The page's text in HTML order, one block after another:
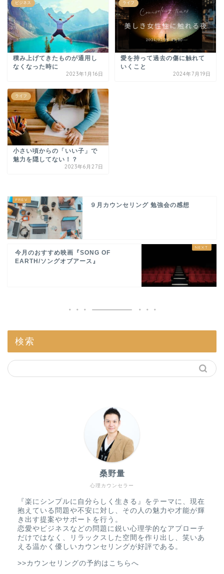
ビジネス
積み上げてきたものが通用し
なくなった時に
2023年1月16日
ライフ
愛を持って過去の傷に触れて
いくこと
2024年7月19日
ライフ
小さい頃からの「いい子」で
魅力を隠してない！？
2023年6月27日
９月カウンセリング 勉強会の感想
今月のおすすめ映画『SONG OF
EARTH/ソングオブアース』
検索
心理カウンセラー
桑野量
『楽にシンプルに自分らしく生きる』をテーマに、現在
抱えている問題や不安に対し、その人の魅力や才能が輝
き出す提案やサポートを行う。
恋愛やビジネスなどの問題に鋭い心理学的なアプローチ
だけではなく、リラックスした空間を作り出し、笑いあ
える温かく優しいカウンセリングが好評である。
>>カウンセリングの予約はこちらへ